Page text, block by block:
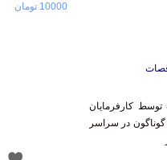
توسط کارفرمایان
گوناگون در سراسر
10000 تومان